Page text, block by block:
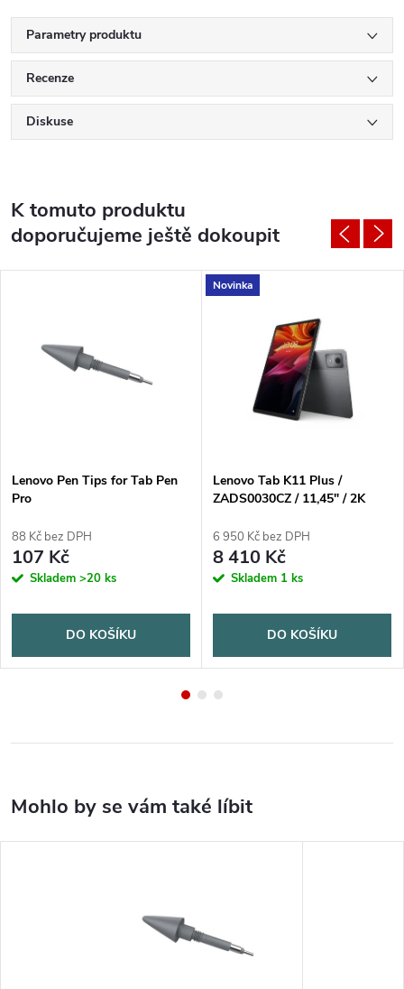
Parametry produktu
Recenze
Diskuse
K tomuto produktu
doporučujeme ještě dokoupit
Lenovo Pen Tips for Tab Pen
Pro
88 Kč bez DPH
107 Kč
Skladem >20 ks
DO KOŠÍKU
Novinka
Lenovo Tab K11 Plus /
ZADS0030CZ / 11,45" / 2K
TDD / 400nitů / multitouch /
13MPx Foto / kov / Android 14
/ šedá
6 950 Kč bez DPH
8 410 Kč
Skladem 1 ks
DO KOŠÍKU